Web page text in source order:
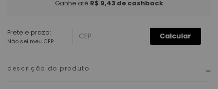
Ganhe até R$ 9,43 de cashback
Frete e prazo:
Não sei meu CEP
Calcular
descrição do produto